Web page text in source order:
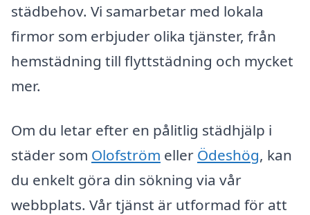
städbehov. Vi samarbetar med lokala
firmor som erbjuder olika tjänster, från
hemstädning till flyttstädning och mycket
mer.
Om du letar efter en pålitlig städhjälp i
städer som Olofström eller Ödeshög, kan
du enkelt göra din sökning via vår
webbplats. Vår tjänst är utformad för att